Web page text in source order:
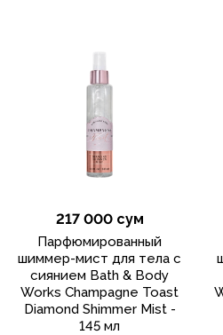
217 000 сум
Парфюмированный
шиммер-мист для тела с
сиянием Bath & Body
Works Champagne Toast
Diamond Shimmer Mist -
145 мл